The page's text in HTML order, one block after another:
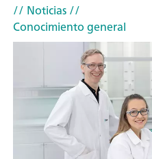
// Noticias//
Conocimiento general